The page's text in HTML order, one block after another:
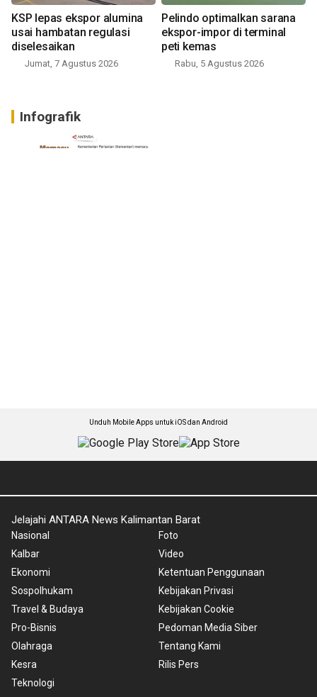
KSP lepas ekspor alumina
usai hambatan regulasi
diselesaikan
Jumat, 7 Agustus 2026
Pelindo optimalkan sarana
ekspor-impor di terminal
peti kemas
Rabu, 5 Agustus 2026
Infografik
Unduh Mobile Apps untuk iOS dan Android
Jelajahi ANTARA News Kalimantan Barat
Nasional
Kalbar
Ekonomi
Sospolhukam
Travel & Budaya
Pro-Bisnis
Olahraga
Kesra
Teknologi
Foto
Video
Ketentuan Penggunaan
Kebijakan Privasi
Kebijakan Cookie
Pedoman Media Siber
Tentang Kami
Rilis Pers